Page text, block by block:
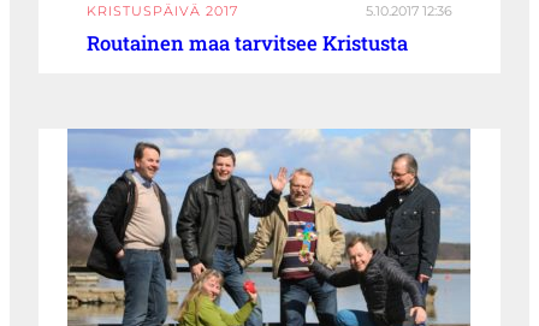
KRISTUSPÄIVÄ 2017 5.10.2017 12:36
Routainen maa tarvitsee Kristusta